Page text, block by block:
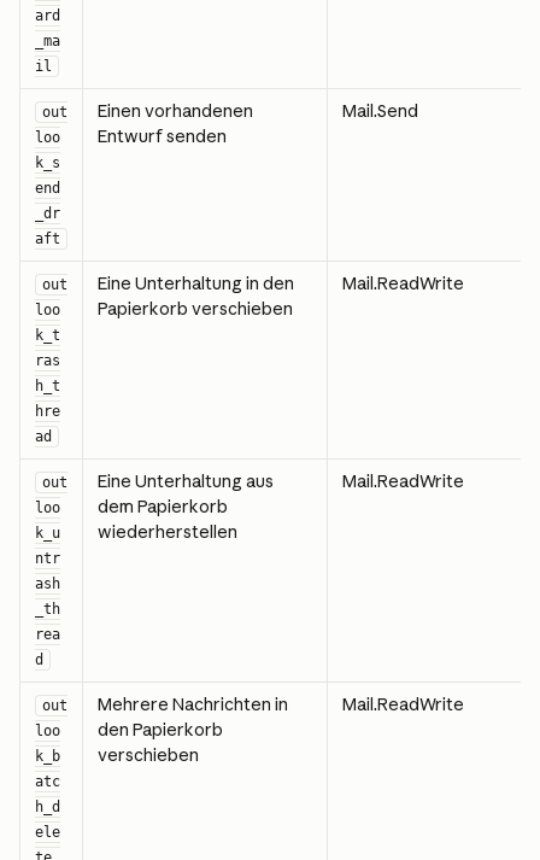
ard
_ma
il
out
loo
k_s
end
_dr
aft
Einen vorhandenen
Entwurf senden
Mail.Send
out
loo
k_t
ras
h_t
hre
ad
Eine Unterhaltung in den
Papierkorb verschieben
Mail.ReadWrite
out
loo
k_u
ntr
ash
_th
rea
d
Eine Unterhaltung aus
dem Papierkorb
wiederherstellen
Mail.ReadWrite
out
loo
k_b
atc
h_d
ele
Mehrere Nachrichten in
den Papierkorb
verschieben
Mail.ReadWrite